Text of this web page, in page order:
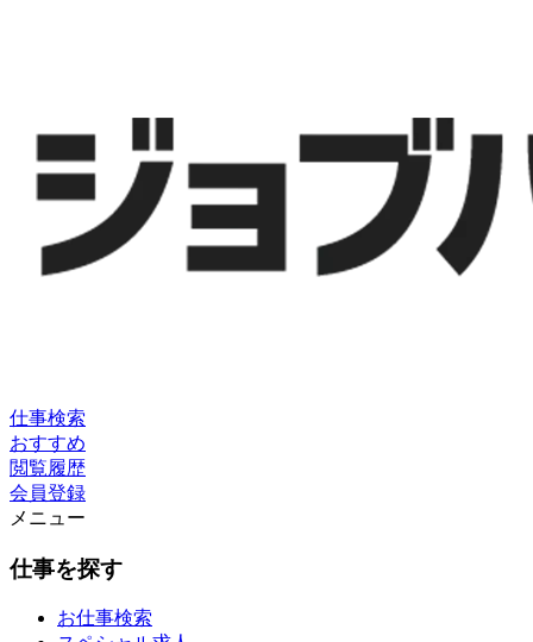
仕事検索
おすすめ
閲覧履歴
会員登録
メニュー
仕事を探す
お仕事検索